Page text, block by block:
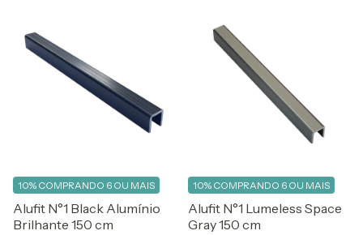
Alufit N°1 Black Alumínio
Brilhante 150 cm
10% COMPRANDO 6 OU MAIS
Alufit N°1 Lumeless Space
Gray 150 cm
10% COMPRANDO 6 OU MAIS